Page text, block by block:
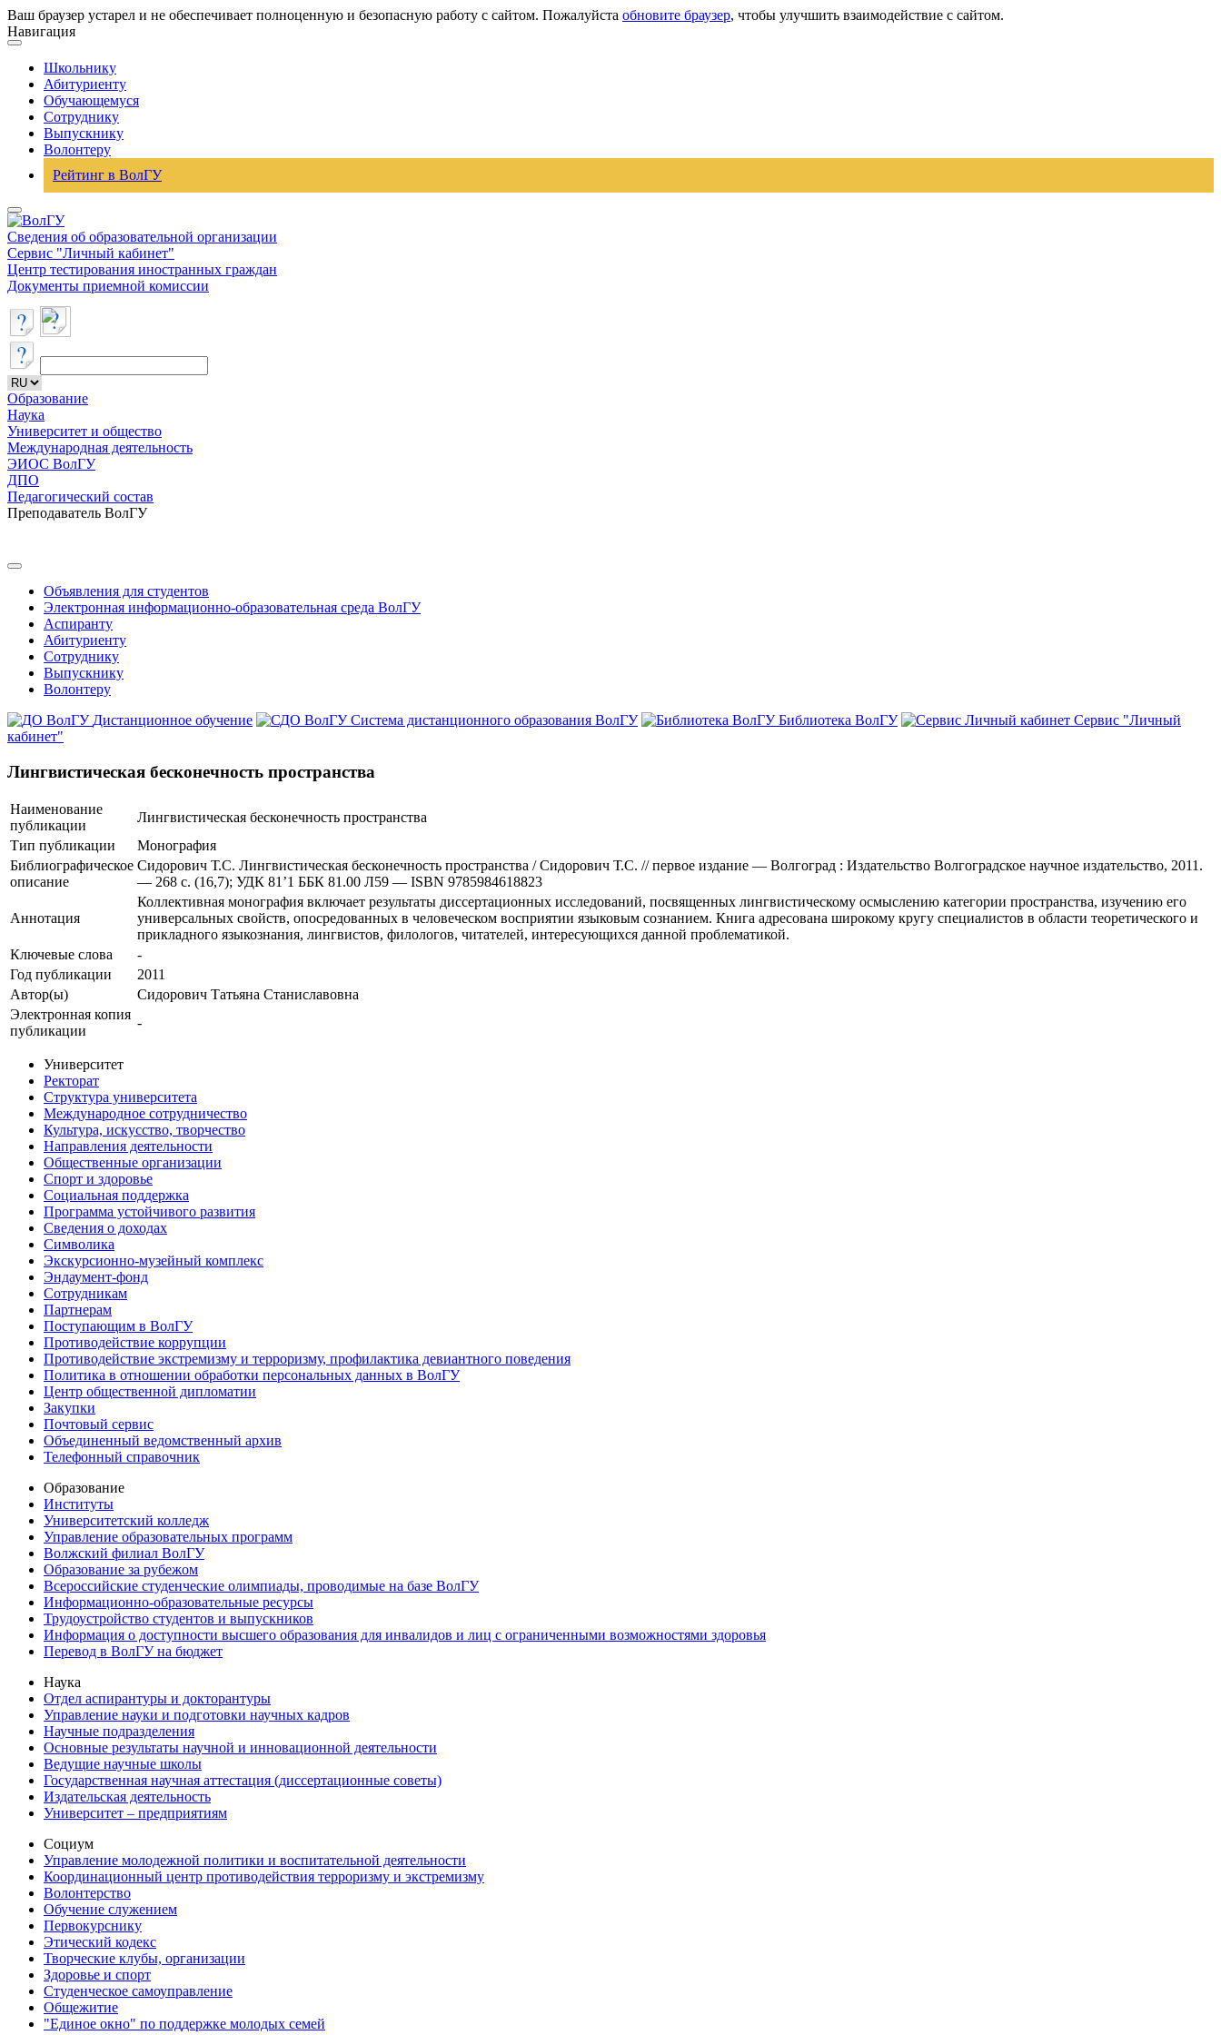
Ваш браузер устарел и не обеспечивает полноценную и безопасную работу с сайтом. Пожалуйста обновите браузер, чтобы улучшить взаимодействие с сайтом.
Навигация
Школьнику
Абитуриенту
Обучающемуся
Сотруднику
Выпускнику
Волонтеру
Рейтинг в ВолГУ
Сведения об образовательной организации
Сервис "Личный кабинет"
Центр тестирования иностранных граждан
Документы приемной комиссии
Образование
Наука
Университет и общество
Международная деятельность
ЭИОС ВолГУ
ДПО
Педагогический состав
Преподаватель ВолГУ
Объявления для студентов
Электронная информационно-образовательная среда ВолГУ
Аспиранту
Абитуриенту
Сотруднику
Выпускнику
Волонтеру
Дистанционное обучение
Система дистанционного образования ВолГУ Библиотека ВолГУ
Сервис "Личный
кабинет"
Лингвистическая бесконечность пространства
Наименование
публикации
Лингвистическая бесконечность пространства
Тип публикации
Монография
Библиографическое
описание
Сидорович Т.С. Лингвистическая бесконечность пространства / Сидорович Т.С. // первое издание — Волгоград : Издательство Волгоградское научное издательство, 2011.
— 268 с. (16,7); УДК 81’1 ББК 81.00 Л59 — ISBN 9785984618823
Аннотация
Коллективная монография включает результаты диссертационных исследований, посвященных лингвистическому осмыслению категории пространства, изучению его
универсальных свойств, опосредованных в человеческом восприятии языковым сознанием. Книга адресована широкому кругу специалистов в области теоретического и
прикладного языкознания, лингвистов, филологов, читателей, интересующихся данной проблематикой.
Ключевые cлова
-
Год публикации
2011
Автор(ы)
Сидорович Татьяна Станиславовна
Электронная копия
публикации
-
Университет
Ректорат
Структура университета
Международное сотрудничество
Культура, искусство, творчество
Направления деятельности
Общественные организации
Спорт и здоровье
Социальная поддержка
Программа устойчивого развития
Сведения о доходах
Символика
Экскурсионно-музейный комплекс
Эндаумент-фонд
Сотрудникам
Партнерам
Поступающим в ВолГУ
Противодействие коррупции
Противодействие экстремизму и терроризму, профилактика девиантного поведения
Политика в отношении обработки персональных данных в ВолГУ
Центр общественной дипломатии
Закупки
Почтовый сервис
Объединенный ведомственный архив
Телефонный справочник
Образование
Институты
Университетский колледж
Управление образовательных программ
Волжский филиал ВолГУ
Образование за рубежом
Всероссийские студенческие олимпиады, проводимые на базе ВолГУ
Информационно-образовательные ресурсы
Трудоустройство студентов и выпускников
Информация о доступности высшего образования для инвалидов и лиц с ограниченными возможностями здоровья
Перевод в ВолГУ на бюджет
Наука
Отдел аспирантуры и докторантуры
Управление науки и подготовки научных кадров
Научные подразделения
Основные результаты научной и инновационной деятельности
Ведущие научные школы
Государственная научная аттестация (диссертационные советы)
Издательская деятельность
Университет – предприятиям
Социум
Управление молодежной политики и воспитательной деятельности
Координационный центр противодействия терроризму и экстремизму
Волонтерство
Обучение служением
Первокурснику
Этический кодекс
Творческие клубы, организации
Здоровье и спорт
Студенческое самоуправление
Общежитие
"Единое окно" по поддержке молодых семей